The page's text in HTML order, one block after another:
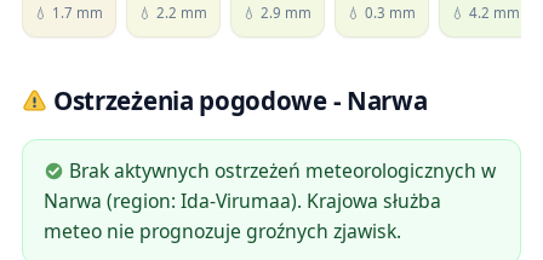
💧 1.7 mm 💧 2.2 mm 💧 2.9 mm 💧 0.3 mm 💧 4.2 mm
Ostrzeżenia pogodowe - Narwa
Brak aktywnych ostrzeżeń meteorologicznych w
Narwa (region: Ida-Virumaa). Krajowa służba
meteo nie prognozuje groźnych zjawisk.